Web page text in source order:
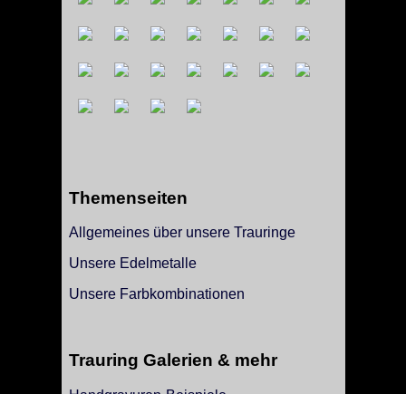
Themenseiten
Allgemeines über unsere Trauringe
Unsere Edelmetalle
Unsere Farbkombinationen
Trauring Galerien & mehr